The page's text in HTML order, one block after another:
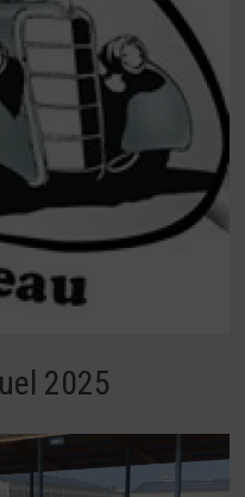
2025